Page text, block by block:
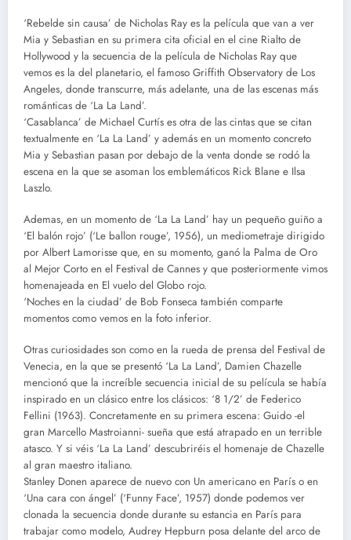
‘Rebelde sin causa’ de Nicholas Ray es la película que van a ver
Mia y Sebastian en su primera cita oficial en el cine Rialto de
Hollywood y la secuencia de la película de Nicholas Ray que
vemos es la del planetario, el famoso Griffith Observatory de Los
Angeles, donde transcurre, más adelante, una de las escenas más
románticas de ‘La La Land’.
‘Casablanca’ de Michael Curtís es otra de las cintas que se citan
textualmente en ‘La La Land’ y además en un momento concreto
Mia y Sebastian pasan por debajo de la venta donde se rodó la
escena en la que se asoman los emblemáticos Rick Blane e Ilsa
Laszlo.
Ademas, en un momento de ‘La La Land’ hay un pequeño guiño a
‘El balón rojo’ (‘Le ballon rouge’, 1956), un mediometraje dirigido
por Albert Lamorisse que, en su momento, ganó la Palma de Oro
al Mejor Corto en el Festival de Cannes y que posteriormente vimos
homenajeada en El vuelo del Globo rojo.
‘Noches en la ciudad’ de Bob Fonseca también comparte
momentos como vemos en la foto inferior.
Otras curiosidades son como en la rueda de prensa del Festival de
Venecia, en la que se presentó ‘La La Land’, Damien Chazelle
mencionó que la increíble secuencia inicial de su película se había
inspirado en un clásico entre los clásicos: ‘8 1/2’ de Federico
Fellini (1963). Concretamente en su primera escena: Guido -el
gran Marcello Mastroianni- sueña que está atrapado en un terrible
atasco. Y si véis ‘La La Land’ descubriréis el homenaje de Chazelle
al gran maestro italiano.
Stanley Donen aparece de nuevo con Un americano en París o en
‘Una cara con ángel’ (‘Funny Face’, 1957) donde podemos ver
clonada la secuencia donde durante su estancia en París para
trabajar como modelo, Audrey Hepburn posa delante del arco de